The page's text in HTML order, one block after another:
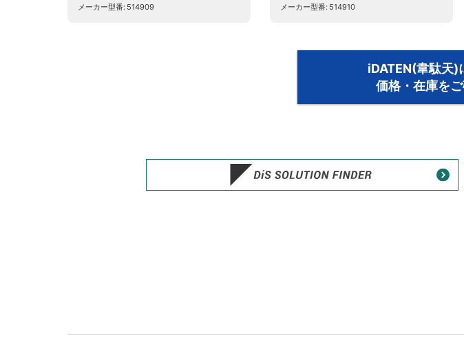
メーカー型番 514909
メーカー型番 514910
iDATEN(韋駄天)
価格・在庫をご